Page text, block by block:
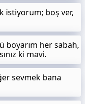
istiyorum; boş ver,
boyarım her sabah,
ki mavi.
sevmek bana